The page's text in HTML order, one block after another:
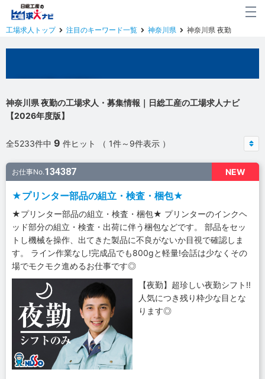
工場求人トップ 注目のキーワード一覧 神奈川県 神奈川県 夜勤
神奈川県 夜勤の工場求人・募集情報｜日総工産の工場求人ナビ
【2026年度版】
全5233件中 9 件ヒット （ 1件～9件表示 ）
NEW
お仕事No.134387
★プリンター部品の組立・検査・梱包★
★プリンター部品の組立・検査・梱包★ プリンターのインクヘ
ッド部分の組立・検査・出荷に伴う梱包などです。 部品をセッ
トし機械を操作、出てきた製品に不良がないか目視で確認しま
す。 ライン作業なし!完成品でも800gと軽量!会話は少なくその
場でモクモク進めるお仕事です◎
【夜勤】超珍しい夜勤シフト!!
人気につき残り枠少な目とな
ります◎